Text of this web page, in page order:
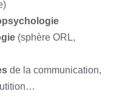
(sphère ORL,
de la communication,